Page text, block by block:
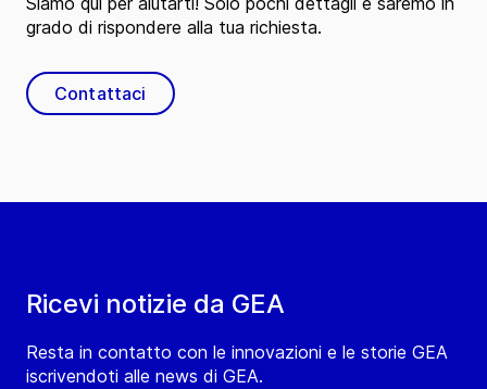
Ricevi notizie da GEA
Resta in contatto con le innovazioni e le storie GEA
iscrivendoti alle news di GEA.
grado di rispondere alla tua richiesta.
Contattaci